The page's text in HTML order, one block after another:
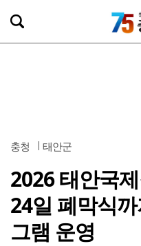
충청 태안군
2026 태안국
24일 폐막식
그램 운영